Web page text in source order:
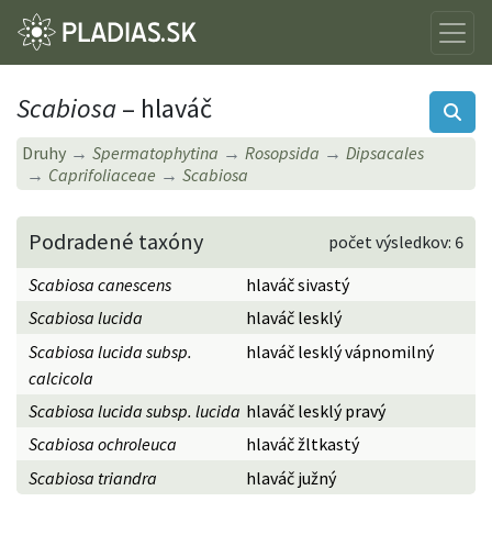
Scabiosa– hlaváč
Druhy Spermatophytina Rosopsida
Dipsacales
Caprifoliaceae
Scabiosa
Podradené taxóny
počet výsledkov: 6
Scabiosa canescens
hlaváč sivastý
Scabiosa lucida
hlaváč lesklý
Scabiosa lucida subsp.
calcicola
hlaváč lesklý vápnomilný
Scabiosa lucida subsp. lucida hlaváč lesklý pravý
Scabiosa ochroleuca
hlaváč žltkastý
Scabiosa triandra
hlaváč južný